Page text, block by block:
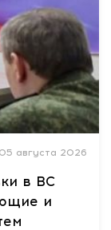
05 августа 2026
в ВС
и